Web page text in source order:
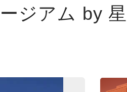
ジアム by